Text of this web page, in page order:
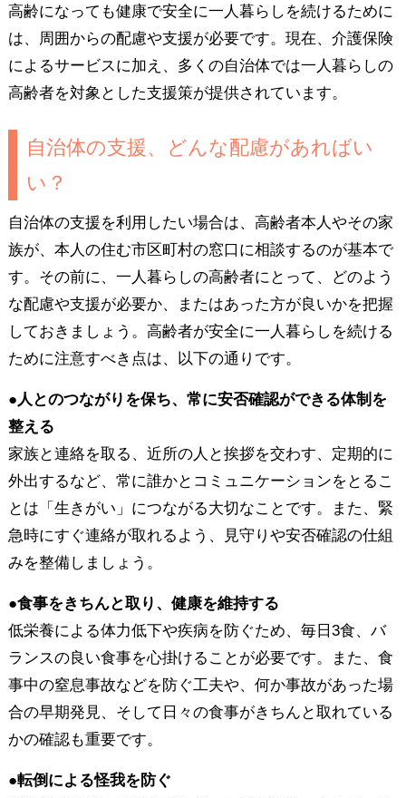
高齢になっても健康で安全に一人暮らしを続けるために
は、周囲からの配慮や支援が必要です。現在、介護保険
によるサービスに加え、多くの自治体では一人暮らしの
高齢者を対象とした支援策が提供されています。
自治体の支援、どんな配慮があればい
い？
自治体の支援を利用したい場合は、高齢者本人やその家
族が、本人の住む市区町村の窓口に相談するのが基本で
す。その前に、一人暮らしの高齢者にとって、どのよう
な配慮や支援が必要か、またはあった方が良いかを把握
しておきましょう。高齢者が安全に一人暮らしを続ける
ために注意すべき点は、以下の通りです。
●人とのつながりを保ち、常に安否確認ができる体制を
整える
家族と連絡を取る、近所の人と挨拶を交わす、定期的に
外出するなど、常に誰かとコミュニケーションをとるこ
とは「生きがい」につながる大切なことです。また、緊
急時にすぐ連絡が取れるよう、見守りや安否確認の仕組
みを整備しましょう。
●食事をきちんと取り、健康を維持する
低栄養による体力低下や疾病を防ぐため、毎日3食、バ
ランスの良い食事を心掛けることが必要です。また、食
事中の窒息事故などを防ぐ工夫や、何か事故があった場
合の早期発見、そして日々の食事がきちんと取れている
かの確認も重要です。
●転倒による怪我を防ぐ